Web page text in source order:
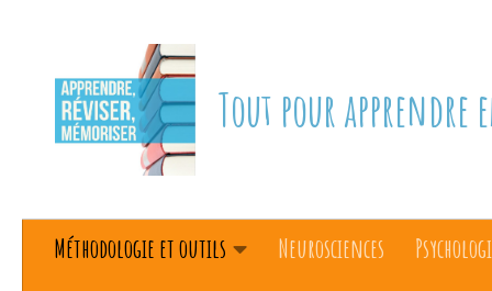
Tout pour
Méthodologie et outils Neurosciences